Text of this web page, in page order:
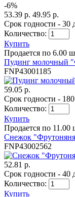
-6%
53.39 р. 49.95 р.
Срок годности - 30
Количество:
Купить
Продается по 6.00
Пудинг молочный
FNP43001185
59.05 р.
Срок годности -
Количество:
Купить
Продается по 11.00
Снежок
FNP43002562
52.81 р.
Срок годности - 40
Количество:
Купить